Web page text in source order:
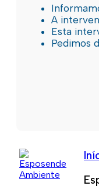
A
Esta
Pedimos